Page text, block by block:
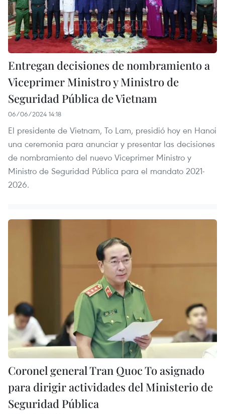
Entregan decisiones de nombramiento a
Viceprimer Ministro y Ministro de
Seguridad Pública de Vietnam
06/06/2024 14:18
El presidente de Vietnam, To Lam, presidió hoy en Hanoi
una ceremonia para anunciar y presentar las decisiones
de nombramiento del nuevo Viceprimer Ministro y
Ministro de Seguridad Pública para el mandato 2021-
2026.
Coronel general Tran Quoc To asignado
para dirigir actividades del Ministerio de
Seguridad Pública